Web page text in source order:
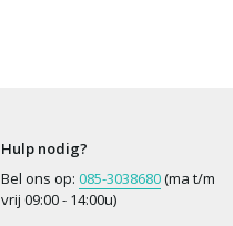
Hulp nodig?
Bel ons op: 085-3038680(ma t/m
vrij 09:00 - 14:00u)